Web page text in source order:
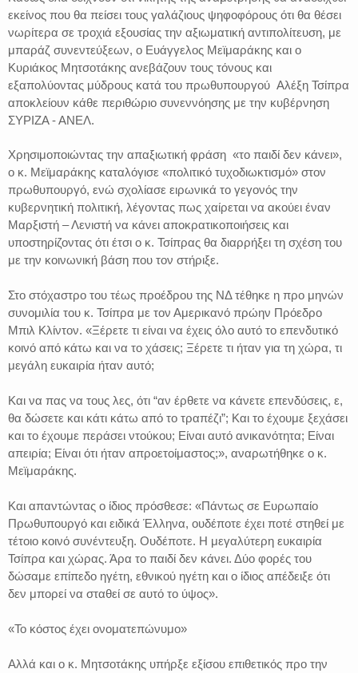
εκείνος που θα πείσει τους γαλάζιους ψηφοφόρους ότι θα θέσει
νωρίτερα σε τροχιά εξουσίας την αξιωματική αντιπολίτευση, με
μπαράζ συνεντεύξεων, ο Ευάγγελος Μεϊμαράκης και ο
Κυριάκος Μητσοτάκης ανεβάζουν τους τόνους και
εξαπολύοντας μύδρους κατά του πρωθυπουργού Αλέξη Τσίπρα
αποκλείουν κάθε περιθώριο συνεννόησης με την κυβέρνηση
ΣΥΡΙΖΑ - ΑΝΕΛ.
Χρησιμοποιώντας την απαξιωτική φράση «το παιδί δεν κάνει»,
ο κ. Μεϊμαράκης καταλόγισε «πολιτικό τυχοδιωκτισμό» στον
πρωθυπουργό, ενώ σχολίασε ειρωνικά το γεγονός την
κυβερνητική πολιτική, λέγοντας πως χαίρεται να ακούει έναν
Μαρξιστή – Λενιστή να κάνει αποκρατικοποιήσεις και
υποστηρίζοντας ότι έτσι ο κ. Τσίπρας θα διαρρήξει τη σχέση του
με την κοινωνική βάση που τον στήριξε.
Στο στόχαστρο του τέως προέδρου της ΝΔ τέθηκε η προ μηνών
συνομιλία του κ. Τσίπρα με τον Αμερικανό πρώην Πρόεδρο
Μπιλ Κλίντον. «Ξέρετε τι είναι να έχεις όλο αυτό το επενδυτικό
κοινό από κάτω και να το χάσεις; Ξέρετε τι ήταν για τη χώρα, τι
μεγάλη ευκαιρία ήταν αυτό;
Και να πας να τους λες, ότι “αν έρθετε να κάνετε επενδύσεις, ε,
θα δώσετε και κάτι κάτω από το τραπέζι”; Και το έχουμε ξεχάσει
και το έχουμε περάσει ντούκου; Είναι αυτό ανικανότητα; Είναι
απειρία; Είναι ότι ήταν απροετοίμαστος;», αναρωτήθηκε ο κ.
Μεϊμαράκης.
Και απαντώντας ο ίδιος πρόσθεσε: «Πάντως σε Ευρωπαίο
Πρωθυπουργό και ειδικά Έλληνα, ουδέποτε έχει ποτέ στηθεί με
τέτοιο κοινό συνέντευξη. Ουδέποτε. Η μεγαλύτερη ευκαιρία
Τσίπρα και χώρας. Άρα το παιδί δεν κάνει. Δύο φορές του
δώσαμε επίπεδο ηγέτη, εθνικού ηγέτη και ο ίδιος απέδειξε ότι
δεν μπορεί να σταθεί σε αυτό το ύψος».
«Το κόστος έχει ονοματεπώνυμο»
Αλλά και ο κ. Μητσοτάκης υπήρξε εξίσου επιθετικός προ την